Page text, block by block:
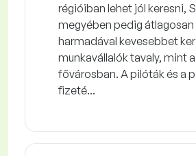
régióiban lehet jól keresni,
megyében pedig átlagosan
harmadával kevesebbet
munkavállalók tavaly, mint a
fővárosban. A pilóták és a
fizeté...